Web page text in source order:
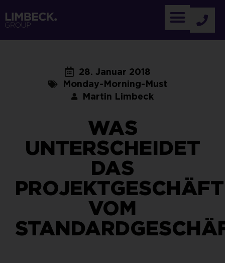
28. Januar 2018
Monday-Morning-Must
Martin Limbeck
WAS
UNTERSCHEIDET
DAS
PROJEKTGESCHÄFT
VOM